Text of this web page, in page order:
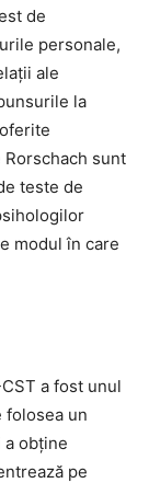
de
personale,
ale
la
sunt
teste de
modul în care
a fost unul
un
a obține
pe